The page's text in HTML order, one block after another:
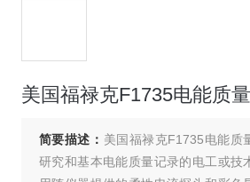
美国福禄克F1735电能质
简要描述： 美国福禄克F1735电能质
研究和基本电能质量记录的电工或技术